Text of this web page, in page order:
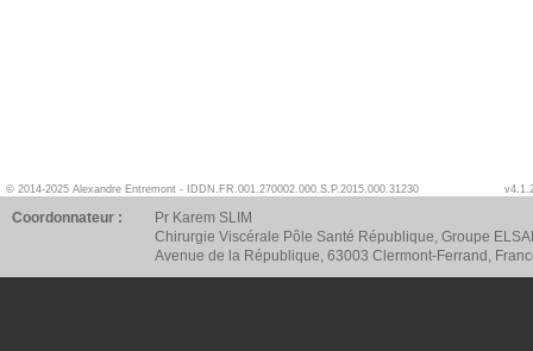
© 2014-2025 Alexandre Entremont - IDDN.FR.001.270002.000.S.P.2015.000.31230
Coordonnateur :
Pr Karem SLIM
Chirurgie Viscérale Pôle Santé République, Groupe
Avenue de la République, 63003 Clermont-Ferrand,